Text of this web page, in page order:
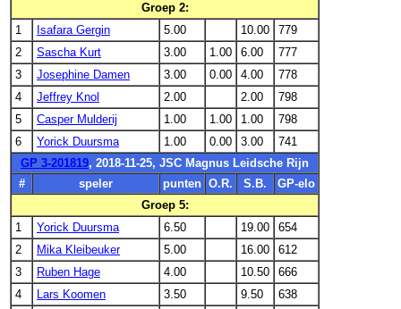
Groep 2:
1
Isafara Gergin 5.00 10.00
779
2
Sascha Kurt 3.00 1.00 6.00
777
3
Josephine Damen 3.00 0.00 4.00
778
4
Jeffrey Knol 2.00 2.00
798
5
Casper Mulderij 1.00 1.00 1.00
798
6
Yorick Duursma 1.00 0.00 3.00
741
GP 3-201819, 2018-11-25, JSC Magnus Leidsche Rijn
#
speler punten O.R. S.B.
GP-elo
Groep 5:
1
Yorick Duursma 6.50 19.00
654
2
Mika Kleibeuker 5.00 16.00
612
3
Ruben Hage 4.00 10.50
666
4
Lars Koomen 3.50 9.50
638